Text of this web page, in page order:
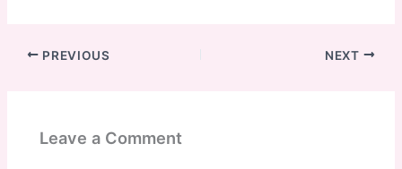
PREVIOUS NEXT
Leave a Comment